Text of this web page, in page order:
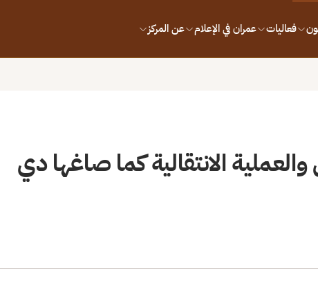
فعاليات عمران في الإعلام عن المركز
الانتقالية كما صاغها دي